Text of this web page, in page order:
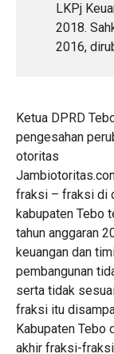
LKPj
2018.
2016,
Ketua DPRD
pengesahan
otoritas
fraksi – fraksi di
kabupaten Tebo
tahun anggaran
keuangan dan
pembangunan
serta tidak
fraksi itu
Kabupaten Tebo
akhir fraksi-